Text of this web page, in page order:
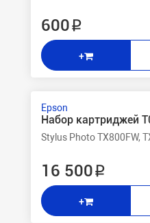
600 ₽
+
Epson
Набор картриджей
Stylus Photo TX800FW,
16 500 ₽
+